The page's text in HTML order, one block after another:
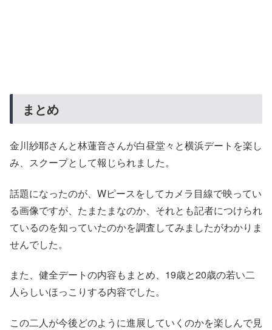
まとめ
金川紗耶さんと林蓮音さんが白昼堂々と横浜デートを楽し
み、スクープとして報じられました。
話題になったのが、Wピースをしてカメラ目線で映ってい
る画像ですが、たまたまなのか、それとも記者につけられ
ているのを知っていたのかを調査してみましたがわかりま
せんでした。
また、健全デートの内容もまとめ、19歳と20歳の若い二
人らしいほっこりする内容でした。
この二人が今後どのように進展していくのかを楽しんで見